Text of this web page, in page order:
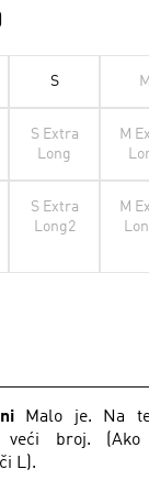
S M
S Extra
Long
M
S Extra
Long2
M
Malo je. Na
veći broj.
L).